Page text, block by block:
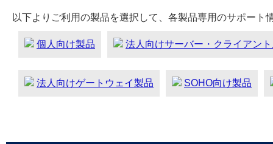
以下よりご利用の製品を選択して、各製品専用のサポート
個人向け製品 法人向けサーバー・クライアン
法人向けゲートウェイ製品 SOHO向け製品